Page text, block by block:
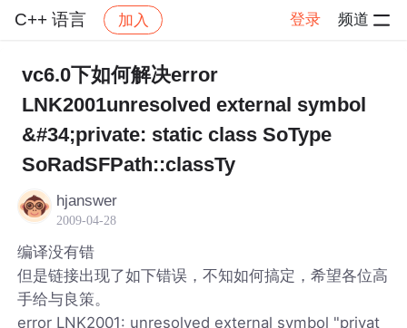
C++ 语言 加入 登录 频道
社区 C++ 语言
vc6.0下如何解决error
LNK2001unresolved external symbol
&#34;private: static class SoType
SoRadSFPath::classTy
hjanswer
2009-04-28
编译没有错
但是链接出现了如下错误，不知如何搞定，希望各位高
手给与良策。
error LNK2001: unresolved external symbol "privat